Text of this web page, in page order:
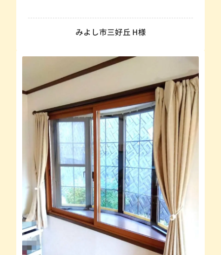
みよし市三好丘 H様